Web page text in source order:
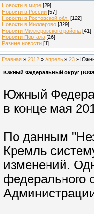
Новости в мире [29]
Новости в России [57]
Новости в Ростовской обл. [122]
Новости в Миллерово [329]
Новости Миллеровского района [41]
Новости Портала [26]
Разные новости [1]
Главная » 2012 » Апрель » 23 »
Южный Федеральный округ
Южный
в конце мая
По данным
Кремль
изменений.
федерального